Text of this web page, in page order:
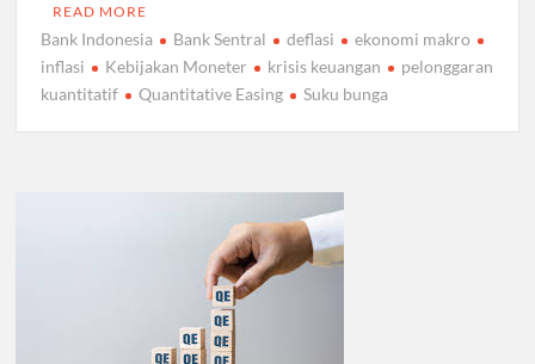
READ MORE
Bank Indonesia Bank Sentral deflasi
ekonomi makro
inflasi
Kebijakan Moneter krisis keuangan
pelonggaran
kuantitatif
Quantitative Easing Suku bunga